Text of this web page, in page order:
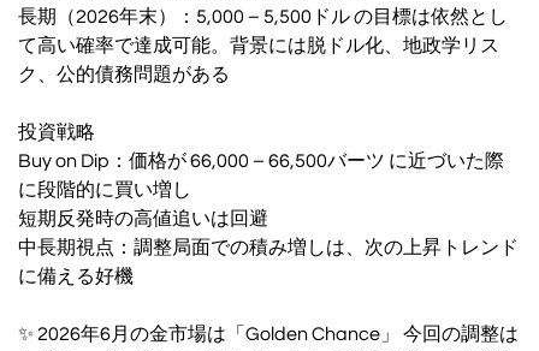
長期（2026年末）：5,000 – 5,500ドル の目標は依然とし
て高い確率で達成可能。背景には脱ドル化、地政学リス
ク、公的債務問題がある
投資戦略
Buy on Dip：価格が 66,000 – 66,500バーツ に近づいた際
に段階的に買い増し
短期反発時の高値追いは回避
中長期視点：調整局面での積み増しは、次の上昇トレンド
に備える好機
✨ 2026年6月の金市場は「Golden Chance」 今回の調整は